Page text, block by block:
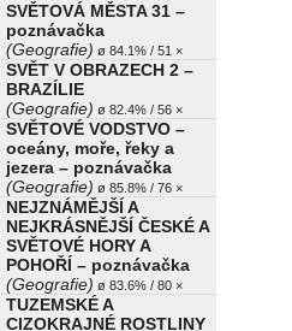
SVĚTOVÁ MĚSTA 31 –
poznávačka
(Geografie) ø 84.1% / 51 ×
SVĚT V OBRAZECH 2 –
BRAZÍLIE
(Geografie) ø 82.4% / 56 ×
SVĚTOVÉ VODSTVO –
oceány, moře, řeky a
jezera – poznávačka
(Geografie) ø 85.8% / 76 ×
NEJZNÁMĚJŠÍ A
NEJKRÁSNĚJŠÍ ČESKÉ A
SVĚTOVÉ HORY A
POHOŘÍ – poznávačka
(Geografie) ø 83.6% / 80 ×
TUZEMSKÉ A
CIZOKRAJNÉ ROSTLINY